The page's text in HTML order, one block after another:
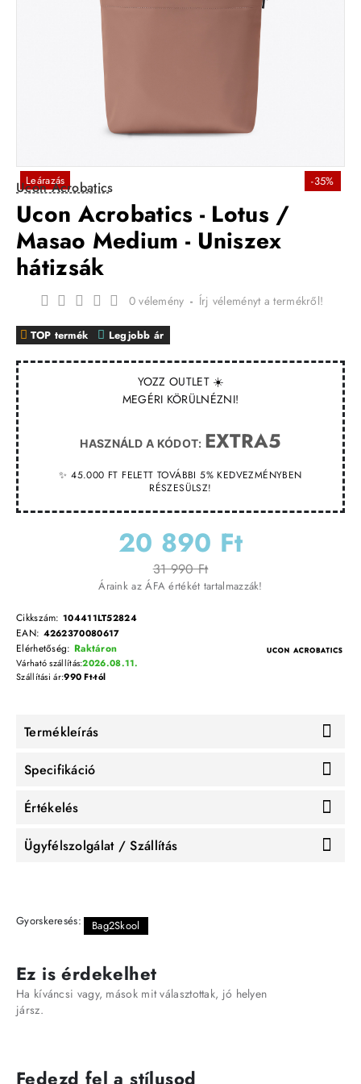
Leárazás -35%
Ucon Acrobatics
Ucon Acrobatics - Lotus /
Masao Medium - Uniszex
hátizsák
YOZZ OUTLET ☀️
MEGÉRI KÖRÜLNÉZNI!
HASZNÁLD A KÓDOT: EXTRA5
✨ 45.000 FT FELETT TOVÁBBI 5% KEDVEZMÉNYBEN
RÉSZESÜLSZ!
TOP termék Legjobb ár
0 vélemény - Írj véleményt a termékről!
20 890 Ft
31 990 Ft
Áraink az ÁFA értékét tartalmazzák!
Cikkszám: 104411LT52824
EAN: 4262370080617
Elérhetőség: Raktáron
Várható szállítás:2026.08.11.
Szállítási ár:990 Ft-tól
Termékleírás
Specifikáció
Értékelés
Ügyfélszolgálat / Szállítás
Gyorskeresés: Bag2Skool
Ez is érdekelhet
Ha kíváncsi vagy, mások mit választottak, jó helyen
jársz.
Fedezd fel a stílusod